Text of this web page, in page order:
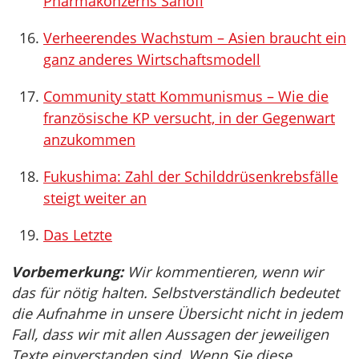
Verheerendes Wachstum – Asien braucht ein
ganz anderes Wirtschaftsmodell
Community statt Kommunismus – Wie die
französische KP versucht, in der Gegenwart
anzukommen
Fukushima: Zahl der Schilddrüsenkrebsfälle
steigt weiter an
Das Letzte
Vorbemerkung:Wir kommentieren, wenn wir
das für nötig halten. Selbstverständlich bedeutet
die Aufnahme in unsere Übersicht nicht in jedem
Fall, dass wir mit allen Aussagen der jeweiligen
Texte einverstanden sind. Wenn Sie diese